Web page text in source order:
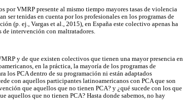
VMRP presente al mismo tiempo mayores tasas de violencia
ser tenidas en cuenta por los profesionales en los programas de
(p. ej., Vargas et al., 2015), en España este colectivo apenas ha
de intervención con maltratadores.
y de que existen colectivos que tienen una mayor presencia en
en la práctica, la mayoría de los programas de
los PCA dentro de su programación ni están adaptados
con aquellos participantes latinoamericanos con PCA que son
que aquellos que no tienen PCA? y ¿qué sucede con los que
aquellos que no tienen PCA? Hasta donde sabemos, no hay